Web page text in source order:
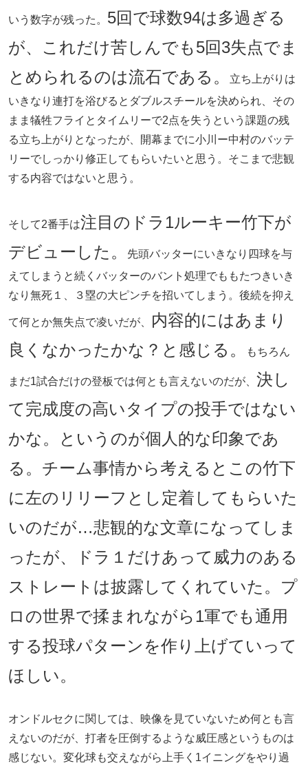
いう数字が残った。 5回で球数94は多過ぎる
が、これだけ苦しんでも5回3失点でま
とめられるのは流石である。
立ち上がりは
いきなり連打を浴びるとダブルスチールを決められ、その
まま犠牲フライとタイムリーで2点を失うという課題の残
る立ち上がりとなったが、開幕までに小川ー中村のバッテ
リーでしっかり修正してもらいたいと思う。そこまで悲観
する内容ではないと思う。
そして2番手は注目のドラ1ルーキー竹下が
デビューした。
先頭バッターにいきなり四球を与
えてしまうと続くバッターのバント処理でももたつきいき
なり無死１、３塁の大ピンチを招いてしまう。後続を抑え
て何とか無失点で凌いだが、
内容的にはあまり
良くなかったかな？と感じる。
もちろん
まだ1試合だけの登板では何とも言えないのだが、 決し
て完成度の高いタイプの投手ではない
かな。というのが個人的な印象であ
る。チーム事情から考えるとこの竹下
に左のリリーフとし定着してもらいた
いのだが…悲観的な文章になってしま
ったが、ドラ１だけあって威力のある
ストレートは披露してくれていた。プ
ロの世界で揉まれながら1軍でも通用
する投球パターンを作り上げていって
ほしい。
オンドルセクに関しては、映像を見ていないため何とも言
えないのだが、打者を圧倒するような威圧感というものは
感じない。変化球も交えながら上手く1イニングをやり過